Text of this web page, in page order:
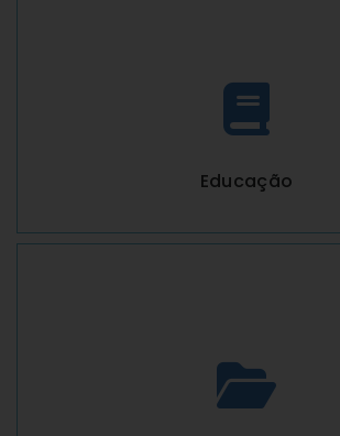
Educação